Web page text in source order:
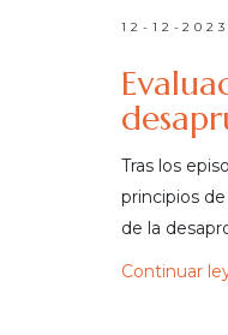
12-12-
Tras los
principios
de la
Continuar